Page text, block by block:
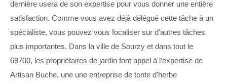
dernière usera de son expertise pour vous donner une entière
satisfaction. Comme vous avez déjà délégué cette tâche à un
spécialiste, vous pouvez vous focaliser sur d’autres tâches
plus importantes. Dans la ville de Sourzy et dans tout le
69700, les propriétaires de jardin font appel à l’expertise de
Artisan Buche, une une entreprise de tonte d’herbe